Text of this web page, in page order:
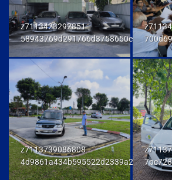
z7113423292851
58943769d291766d3758650e972d81fd
z7113739086808
4d9861a434b595522d2339a23458e048